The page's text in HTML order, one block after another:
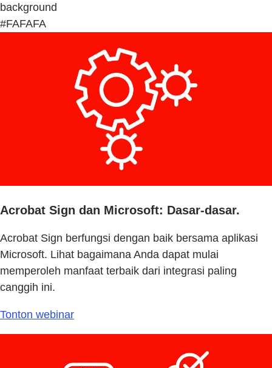
background
#FAFAFA
Acrobat Sign dan Microsoft: Dasar-dasar.
Acrobat Sign berfungsi dengan baik bersama aplikasi
Microsoft. Lihat bagaimana Anda dapat mulai
memperoleh manfaat terbaik dari integrasi paling
canggih ini.
Tonton webinar